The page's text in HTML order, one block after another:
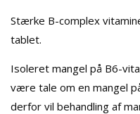
Stærke B-complex
tablet.
Isoleret mangel på B6-
være tale om en mangel
derfor vil behandling af